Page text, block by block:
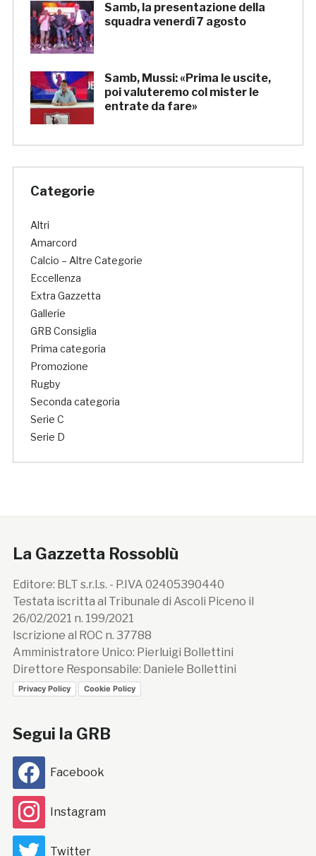
Samb, la presentazione della
squadra venerdì 7 agosto
Samb, Mussi: «Prima le uscite,
poi valuteremo col mister le
entrate da fare»
Categorie
Altri
Amarcord
Calcio – Altre Categorie
Eccellenza
Extra Gazzetta
Gallerie
GRB Consiglia
Prima categoria
Promozione
Rugby
Seconda categoria
Serie C
Serie D
La Gazzetta Rossoblù
Editore: BLT s.r.l.s. - P.IVA 02405390440
Testata iscritta al Tribunale di Ascoli Piceno il
26/02/2021 n. 199/2021
Iscrizione al ROC n. 37788
Amministratore Unico: Pierluigi Bollettini
Direttore Responsabile: Daniele Bollettini
Privacy Policy Cookie Policy
Segui la GRB
Facebook
Instagram
Twitter